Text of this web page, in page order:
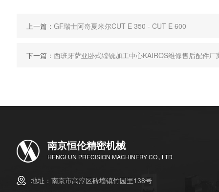
上一篇：GF瑞士阿奇夏米尔CUT E 350 - CUT E 600
下一篇：西班牙萨亚卧式镗铣加工中心KAIROS维修售后配件厂
南京恒伦精密机械
HENGLUN PRECISION MACHINERY CO., LTD
地址：南京市高淳区砖墙镇竹园里138号